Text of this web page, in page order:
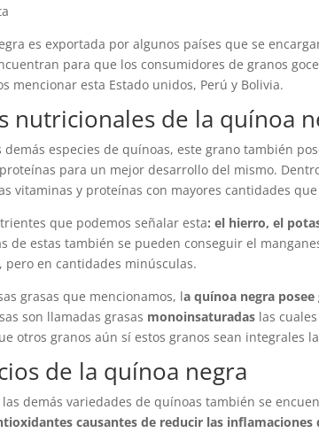
es exportada por algunos países que se
para que los consumidores de granos
mencionar esta Estado unidos, Perú y Bolivia.
nutricionales de la quínoa
demás especies de quínoas, este grano también
para un mejor desarrollo del mismo.
vitaminas y proteínas con mayores cantidades
que podemos señalar esta: el hierro, el
de estas también se pueden conseguir el
pero en cantidades minúsculas.
grasas que mencionamos, la quínoa negra
son llamadas grasas monoinsaturadas las
otros granos aún sí estos granos sean integrales
de la quínoa negra
demás variedades de quínoas también se
causantes de reducir las inflamaciones